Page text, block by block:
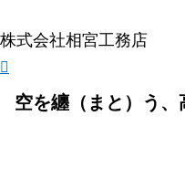
株式会社相宮工務店
空を纏（まと）う